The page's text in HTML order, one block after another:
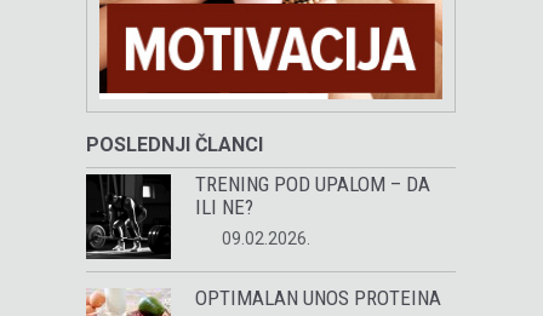
POSLEDNJI ČLANCI
TRENING POD UPALOM – DA
ILI NE?
09.02.2026.
OPTIMALAN UNOS PROTEINA